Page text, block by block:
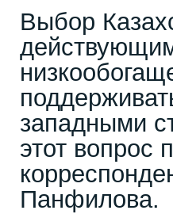
Выбор
западными
этот вопрос
Панфилова.